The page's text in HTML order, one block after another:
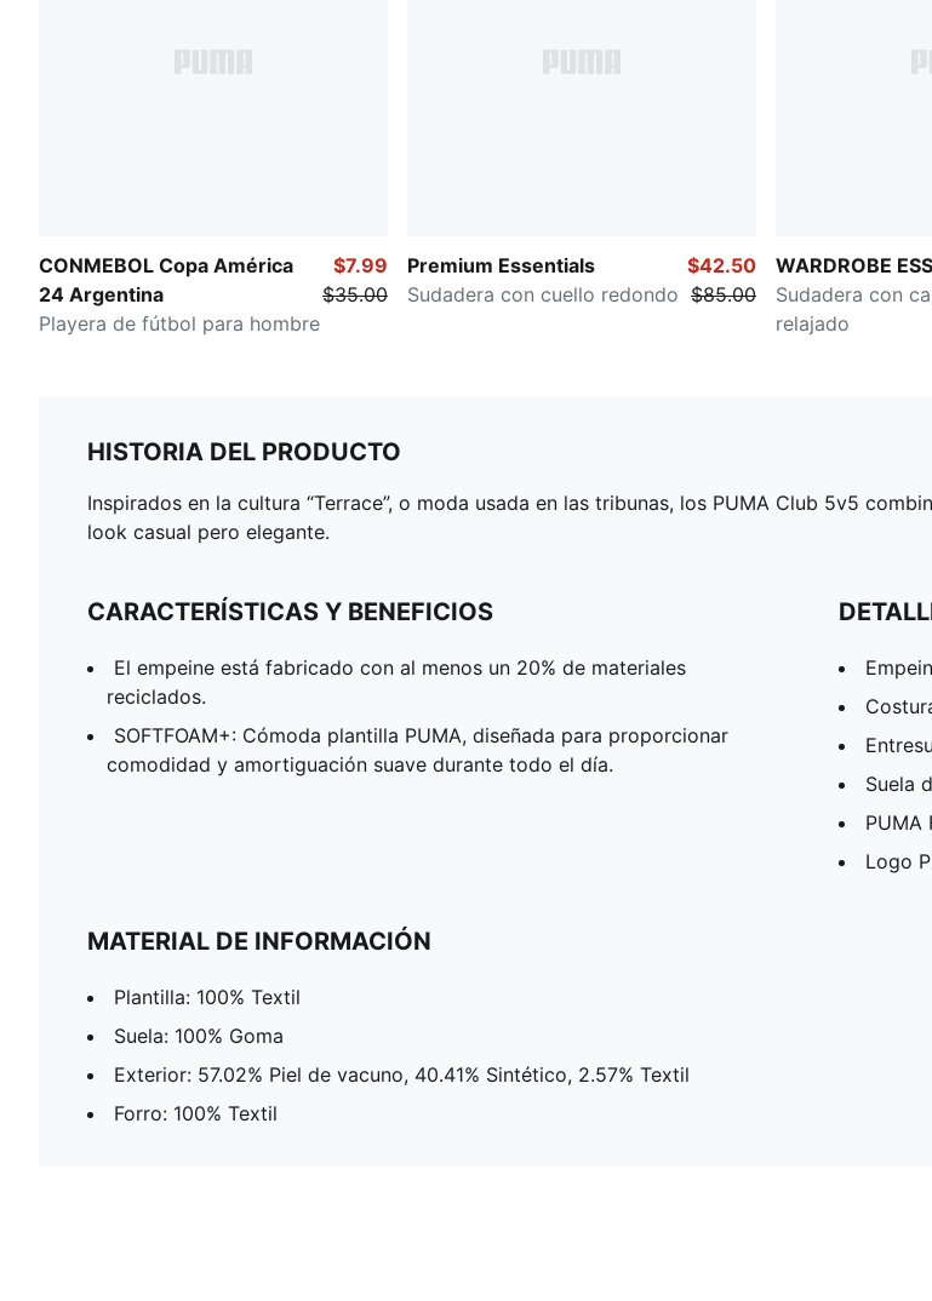
CONMEBOL Copa América
24 Argentina
Playera de fútbol para hombre
$7.99
$35.00
Premium Essentials
Sudadera con cuello redondo
$42.50
$85.00
WARDROBE
Sudadera con
relajado
HISTORIA DEL PRODUCTO
Inspirados en la cultura “Terrace”, o moda usada en las tribunas, los PUMA Club 5v5
look casual pero elegante.
CARACTERÍSTICAS Y BENEFICIOS
El empeine está fabricado con al menos un 20% de materiales
reciclados.
SOFTFOAM+: Cómoda plantilla PUMA, diseñada para proporcionar
comodidad y amortiguación suave durante todo el día.
Suela
PUMA
Logo
MATERIAL DE INFORMACIÓN
Plantilla: 100% Textil
Suela: 100% Goma
Exterior: 57.02% Piel de vacuno, 40.41% Sintético, 2.57% Textil
Forro: 100% Textil